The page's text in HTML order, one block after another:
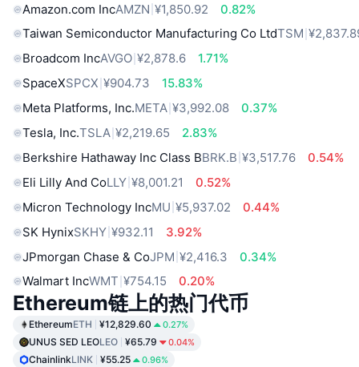
Amazon.com IncAMZN ¥1,850.92
0.82%
Taiwan Semiconductor Manufacturing Co LtdTSM
Broadcom IncAVGO ¥2,878.6
1.71%
SpaceXSPCX ¥904.73
15.83%
Meta Platforms, Inc.META ¥3,992.08
0.37%
Tesla, Inc.TSLA ¥2,219.65
2.83%
Berkshire Hathaway Inc Class BBRK.B ¥3,517.76
0.54%
Eli Lilly And CoLLY ¥8,001.21
0.52%
Micron Technology IncMU ¥5,937.02
0.44%
SK HynixSKHY ¥932.11
3.92%
JPmorgan Chase & CoJPM ¥2,416.3
0.34%
Walmart IncWMT ¥754.15 0.20%
Ethereum链上的热门代币
EthereumETH ¥12,829.60 0.27%
UNUS SED LEOLEO ¥65.79 0.04%
ChainlinkLINK ¥55.25 0.96%